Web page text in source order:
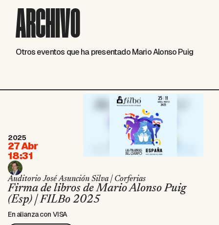
ARCHIVO
Otros eventos que ha presentado Mario Alonso Puig
2025
27 Abr
18:31
Auditorio José Asunción Silva | Corferias
Firma de libros de Mario Alonso Puig
(Esp) | FILBo 2025
En alianza con VISA